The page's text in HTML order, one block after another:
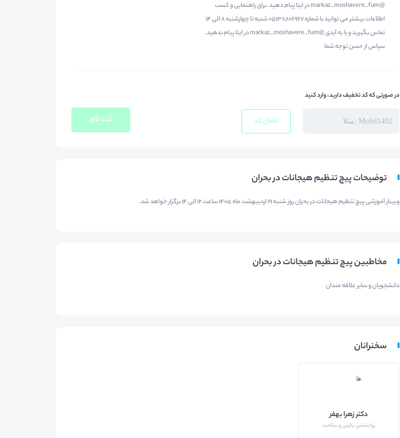
@markaz_moshavere_fum در ایتا پیام دهید. برای راهنمایی و کسب
اطلاعات بیشتر می توانید با شماره 05138806967 شنبه تا چهارشنبه 8 الی 14
تماس بگیرید و یا به آیدی @markaz_moshavere_fum در ایتا پیام بدهید.
سپاس از حسن توجه شما
در صورتی که کد تخفیف دارید، وارد کنید
اعمال کد ثبت نام
توضیحات پیچ تنظیم هیجانات در بحران
وبینار آموزشی پیچ تنظیم هیجانات در بحران روز شنبه 19 اردیبهشت ماه 1405 ساعت 12 الی 14 برگزار خواهد شد.
مخاطبین پیچ تنظیم هیجانات در بحران
دانشجویان و سایر علاقه مندان
سخنرانان
دکتر زهرا بهفر
روانشاس بالینی و سلامت